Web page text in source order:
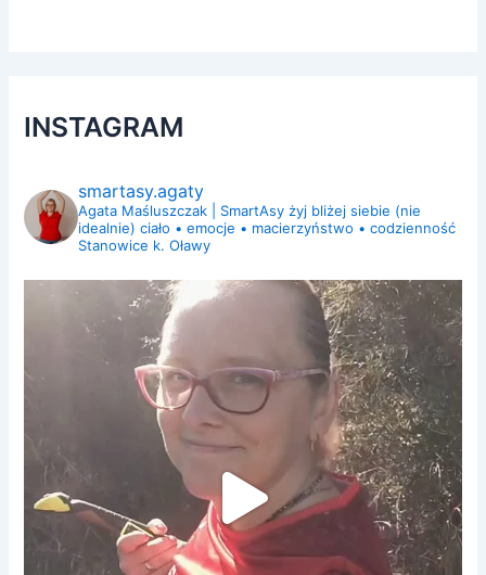
INSTAGRAM
smartasy.agaty
Agata Maśluszczak | SmartAsy żyj bliżej siebie (nie
idealnie) ciało • emocje • macierzyństwo • codzienność
Stanowice k. Oławy